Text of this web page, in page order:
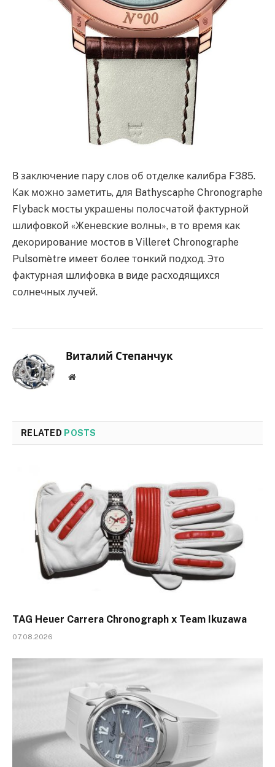
В заключение пару слов об отделке калибра F385.
Как можно заметить, для Bathyscaphe Chronographe
Flyback мосты украшены полосчатой фактурной
шлифовкой «Женевские волны», в то время как
декорирование мостов в Villeret Chronographe
Pulsomètre имеет более тонкий подход. Это
фактурная шлифовка в виде расходящихся
солнечных лучей.
Виталий Степанчук
Website
RELATED POSTS
TAG Heuer Carrera Chronograph x Team Ikuzawa
07.08.2026